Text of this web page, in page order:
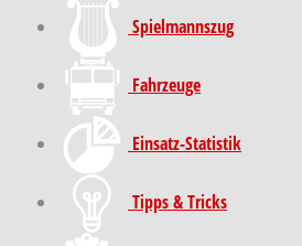
Spielmannszug
Fahrzeuge
Einsatz-Statistik
Tipps & Tricks